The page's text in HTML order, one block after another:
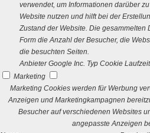
verwendet, um Informationen darüber
Website nutzen und hilft bei der
Zustand der Website. Die gesammelten
Form die Anzahl der Besucher, die
die besuchten Seiten.
Anbieter Google Inc. Typ Cookie Laufzeit
Marketing
Marketing Cookies werden für Werbung
Anzeigen und Marketingkampagnen
Besucher auf verschiedenen Websites
angepasste Anzeigen